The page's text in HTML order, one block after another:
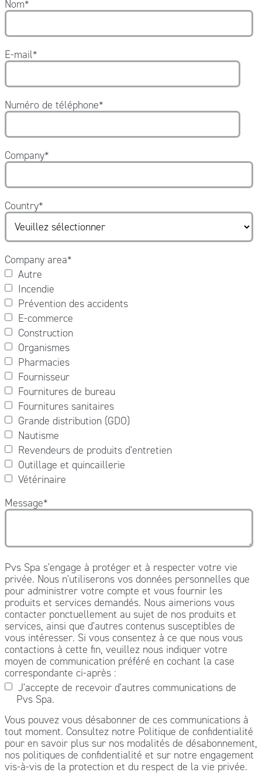
Nom*
E-mail*
Numéro de téléphone*
Company*
Country*
Company area*
Autre
Incendie
Prévention des accidents
E-commerce
Construction
Organismes
Pharmacies
Fournisseur
Fournitures de bureau
Fournitures sanitaires
Grande distribution (GDO)
Nautisme
Revendeurs de produits d'entretien
Outillage et quincaillerie
Vétérinaire
Message*
Pvs Spa s'engage à protéger et à respecter votre vie
privée. Nous n'utiliserons vos données personnelles que
pour administrer votre compte et vous fournir les
produits et services demandés. Nous aimerions vous
contacter ponctuellement au sujet de nos produits et
services, ainsi que d'autres contenus susceptibles de
vous intéresser. Si vous consentez à ce que nous vous
contactions à cette fin, veuillez nous indiquer votre
moyen de communication préféré en cochant la case
correspondante ci-après :
J'accepte de recevoir d'autres communications de
Pvs Spa.
Vous pouvez vous désabonner de ces communications à
tout moment. Consultez notre Politique de confidentialité
pour en savoir plus sur nos modalités de désabonnement,
nos politiques de confidentialité et sur notre engagement
vis-à-vis de la protection et du respect de la vie privée.